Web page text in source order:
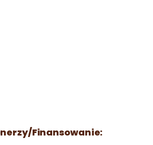
Finansowanie: